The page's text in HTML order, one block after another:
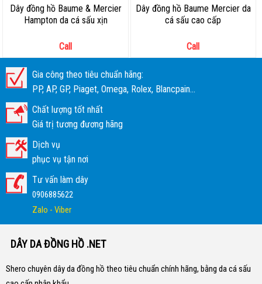
Dây đồng hồ Baume & Mercier
Hampton da cá sấu xịn
Call
Dây đồng hồ Baume Mercier da
cá sấu cao cấp
Call
Gia công theo tiêu chuẩn hãng:
PP, AP, GP, Piaget, Omega, Rolex, Blancpain...
Chất lượng tốt nhất
Giá trị tương đương hãng
Dịch vụ
phục vụ tận nơi
Tư vấn làm dây
0906885622
Zalo - Viber
DÂY DA ĐỒNG HỒ .NET
Shero chuyên dây da đồng hồ theo tiêu chuẩn chính hãng, bằng da cá sấu